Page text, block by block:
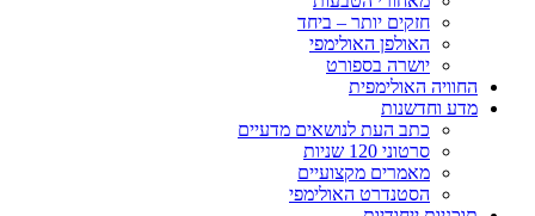
חזקים יותר – ביחד
האולפן האולימפי
יושרה בספורט
החוויה האולימפית
מדע וחדשנות
כתב העת לנושאים מדעיים
סרטוני 120 שניות
מאמרים מקצועיים
הסטנדרט האולימפי